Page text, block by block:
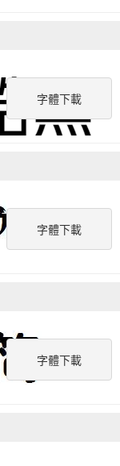
字體下載
字體下載
字體下載